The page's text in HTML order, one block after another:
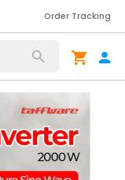
Order Tracking